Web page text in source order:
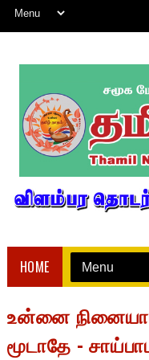
HOME
உன்னை
மூடாதே -